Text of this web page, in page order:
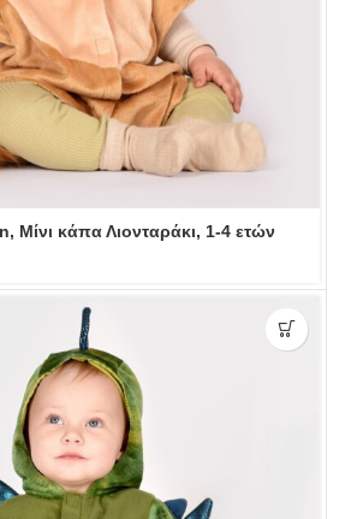
Μίνι κάπα Λιονταράκι, 1-4 ετών